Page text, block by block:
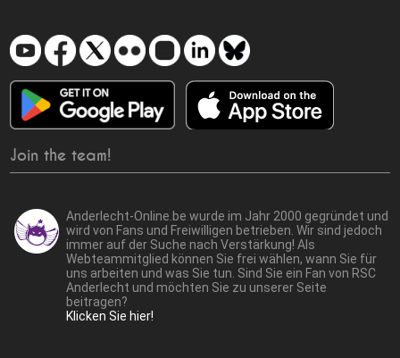
Join the team!
Anderlecht-Online.be wurde im Jahr 2000 gegründet und
wird von Fans und Freiwilligen betrieben. Wir sind jedoch
immer auf der Suche nach Verstärkung! Als
Webteammitglied können Sie frei wählen, wann Sie für
uns arbeiten und was Sie tun. Sind Sie ein Fan von RSC
Anderlecht und möchten Sie zu unserer Seite
beitragen?
Klicken Sie hier!